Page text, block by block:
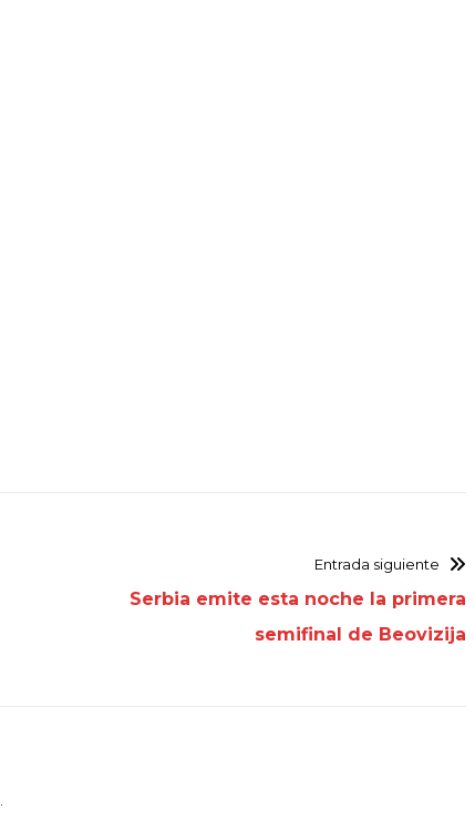
Entrada siguiente
Serbia emite esta noche la primera
semifinal de Beovizija